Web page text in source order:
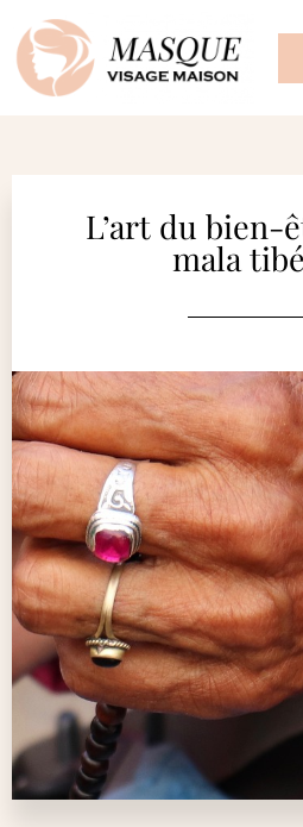
L’art du bien-
mala